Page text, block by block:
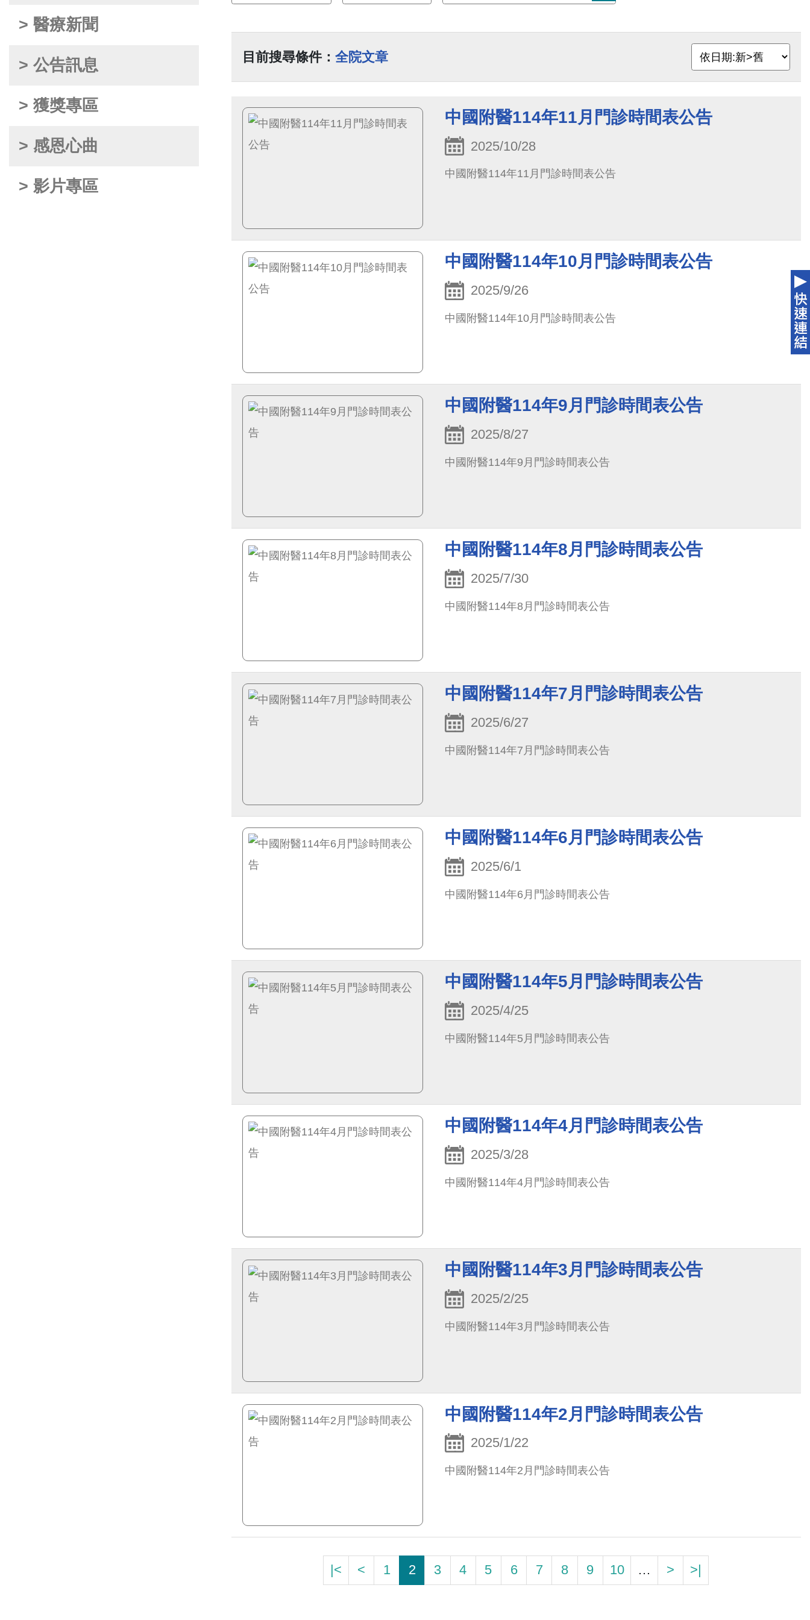
> 醫療新聞
> 公告訊息
> 獲獎專區
> 感恩心曲
> 影片專區
目前搜尋條件： 全院文章
中國附醫114年11月門診時間表公告
2025/10/28
中國附醫114年11月門診時間表公告
中國附醫114年10月門診時間表公告
2025/9/26
中國附醫114年10月門診時間表公告
中國附醫114年9月門診時間表公告
2025/8/27
中國附醫114年9月門診時間表公告
中國附醫114年8月門診時間表公告
2025/7/30
中國附醫114年8月門診時間表公告
中國附醫114年7月門診時間表公告
2025/6/27
中國附醫114年7月門診時間表公告
中國附醫114年6月門診時間表公告
2025/6/1
中國附醫114年6月門診時間表公告
中國附醫114年5月門診時間表公告
2025/4/25
中國附醫114年5月門診時間表公告
中國附醫114年4月門診時間表公告
2025/3/28
中國附醫114年4月門診時間表公告
中國附醫114年3月門診時間表公告
2025/2/25
中國附醫114年3月門診時間表公告
中國附醫114年2月門診時間表公告
2025/1/22
中國附醫114年2月門診時間表公告
|< < 1 2 3 4 5 6 7 8 9 10 … > >|